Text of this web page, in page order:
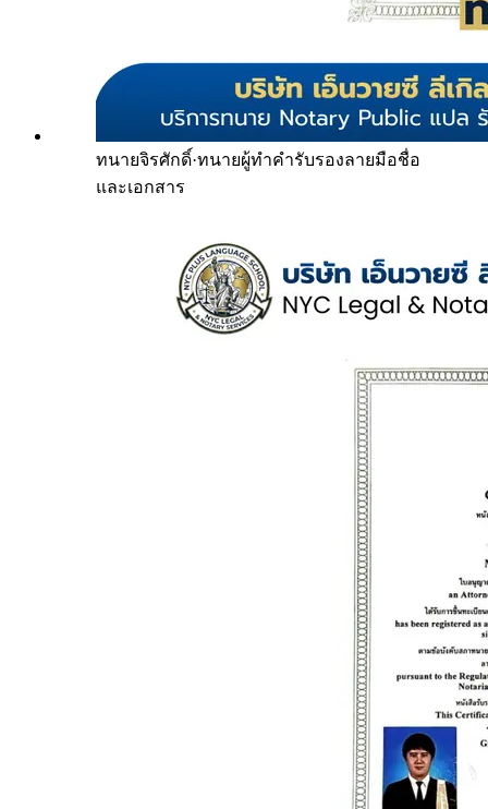
ทนายจิรศักดิ์·ทนายผู้ทำคำรับรองลายมือชื่อ
และเอกสาร